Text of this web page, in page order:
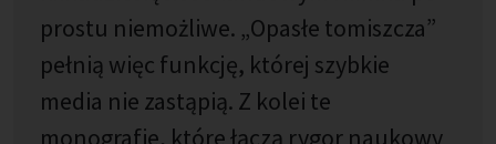
prostu niemożliwe. „Opasłe tomiszcza”
pełnią więc funkcję, której szybkie
media nie zastąpią. Z kolei te
monografie, które łączą rygor naukowy